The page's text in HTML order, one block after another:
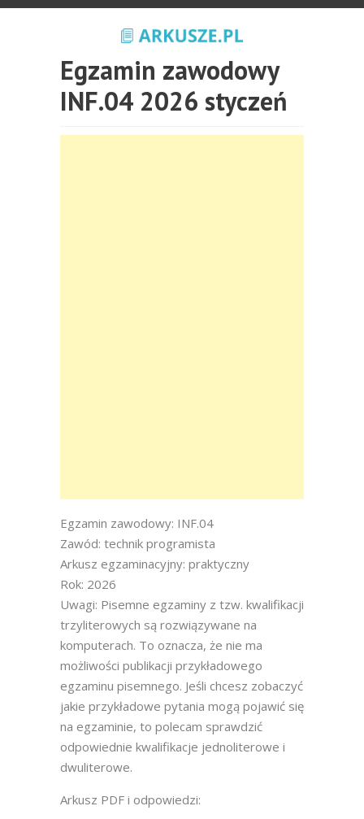
Egzamin zawodowy
INF.04 2026 styczeń
Egzamin zawodowy: INF.04
Zawód: technik programista
Arkusz egzaminacyjny: praktyczny
Rok: 2026
Uwagi: Pisemne egzaminy z tzw. kwalifikacji
trzyliterowych są rozwiązywane na
komputerach. To oznacza, że nie ma
możliwości publikacji przykładowego
egzaminu pisemnego. Jeśli chcesz zobaczyć
jakie przykładowe pytania mogą pojawić się
na egzaminie, to polecam sprawdzić
odpowiednie kwalifikacje jednoliterowe i
dwuliterowe.
Arkusz PDF i odpowiedzi: